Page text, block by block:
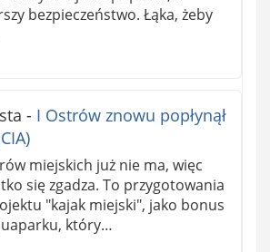
bezpieczeństwo. Łąka, żeby
- I Ostrów znowu popłynął
miejskich już nie ma, więc
się zgadza. To przygotowania
"kajak miejski", jako bonus
który…